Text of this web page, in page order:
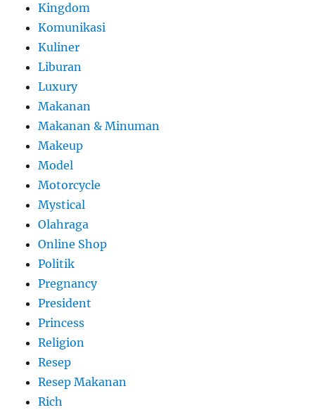
Kingdom
Komunikasi
Kuliner
Liburan
Luxury
Makanan
Makanan & Minuman
Makeup
Model
Motorcycle
Mystical
Olahraga
Online Shop
Politik
Pregnancy
President
Princess
Religion
Resep
Resep Makanan
Rich